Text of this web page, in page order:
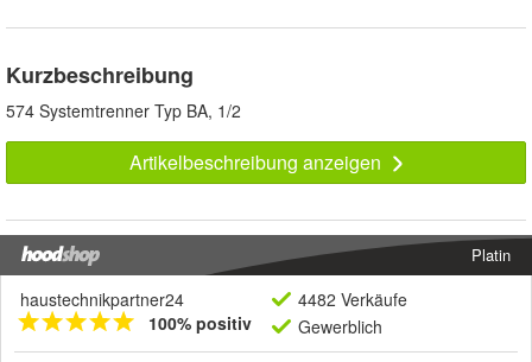
Kurzbeschreibung
574 Systemtrenner Typ BA, 1/2
Artikelbeschreibung anzeigen
Platin
haustechnikpartner24
100% positiv
4482 Verkäufe
Gewerblich